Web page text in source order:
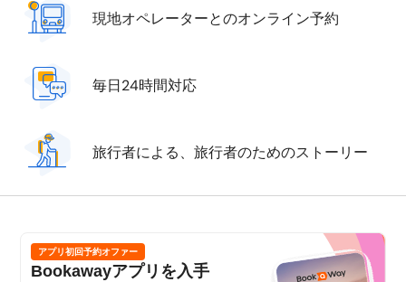
現地オペレーターとのオンライン予約
毎日24時間対応
旅行者による、旅行者のためのストーリー
アプリ初回予約オファー
Bookawayアプリを入手